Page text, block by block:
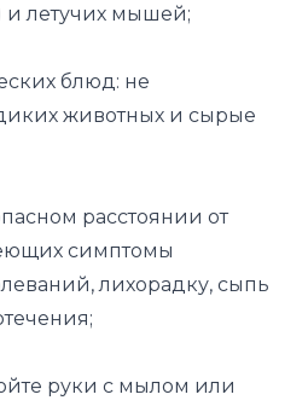
и летучих мышей;
блюд: не
животных и сырые
расстоянии от
симптомы
лихорадку, сыпь
руки с мылом или